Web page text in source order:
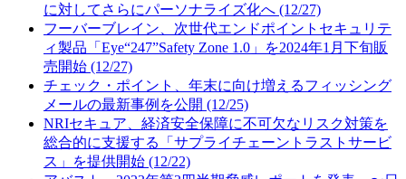
に対してさらにパーソナライズ化へ (12/27)
フーバーブレイン、次世代エンドポイントセキュリテ
ィ製品「Eye“247”Safety Zone 1.0」を2024年1月下旬販
売開始 (12/27)
チェック・ポイント、年末に向け増えるフィッシング
メールの最新事例を公開 (12/25)
NRIセキュア、経済安全保障に不可欠なリスク対策を
総合的に支援する「サプライチェーントラストサービ
ス」を提供開始 (12/22)